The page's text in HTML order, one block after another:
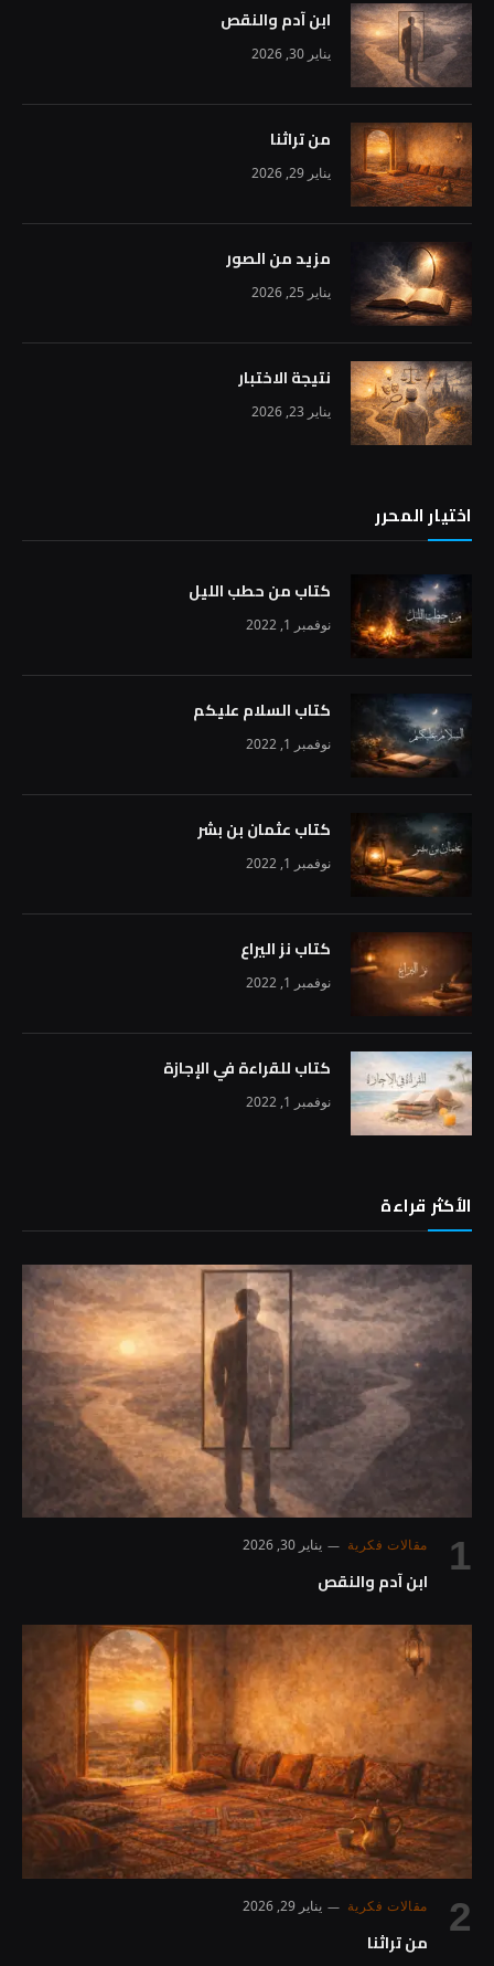
ابن آدم والنقص
يناير 30, 2026
من تراثنا
يناير 29, 2026
مزيد من الصور
يناير 25, 2026
نتيجة الاختبار
يناير 23, 2026
اختيار المحرر
كتاب من حطب الليل
نوفمبر 1, 2022
كتاب السلام عليكم
نوفمبر 1, 2022
كتاب عثمان بن بشر
نوفمبر 1, 2022
كتاب نز اليراع
نوفمبر 1, 2022
كتاب للقراءة في الإجازة
نوفمبر 1, 2022
الأكثر قراءة
مقالات فكرية يناير 30, 2026
ابن آدم والنقص
مقالات فكرية يناير 29, 2026
من تراثنا